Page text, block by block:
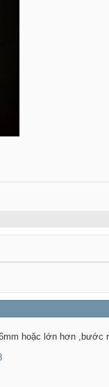
hoặc lớn hơn ,bước